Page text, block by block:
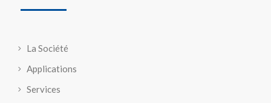
La Société
Applications
Services